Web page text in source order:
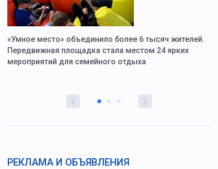
«Умное место» объединило более 6 тысяч жителей.
Передвижная площадка стала местом 24 ярких
мероприятий для семейного отдыха
РЕКЛАМА И ОБЪЯВЛЕНИЯ